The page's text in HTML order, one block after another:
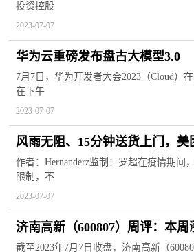
投资控股
2023-07-07
华为云重磅发布盘古大模型3.0
7月7日，华为开发者大会2023（Cloud）
在下午
2023-07-07
风雨无阻、15分钟送货上门，
头不简单
作者：Hernanderz监制：罗超在疫情期间
限制，不
2023-07-07
济南高新（600807）周评：本
合计净流出924.43万元
截至2023年7月7日收盘，济南高新（